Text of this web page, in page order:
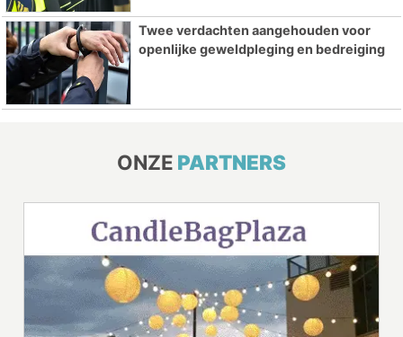
Twee verdachten aangehouden voor
openlijke geweldpleging en bedreiging
ONZE PARTNERS